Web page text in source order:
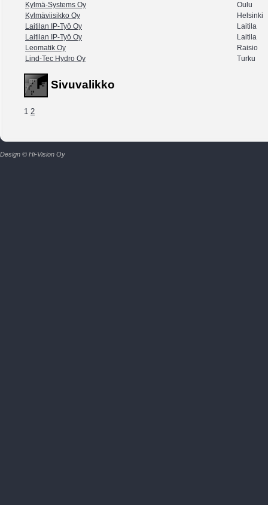
Kylmä-Systems Oy
Oulu
Kylmäviisikko Oy
Helsinki
Laitilan IP-Työ Oy
Laitila
Laitilan IP-Työ Oy
Laitila
Leomatik Oy
Raisio
Lind-Tec Hydro Oy
Turku
Sivuvalikko
1 2
Design © Hi-Vision Oy